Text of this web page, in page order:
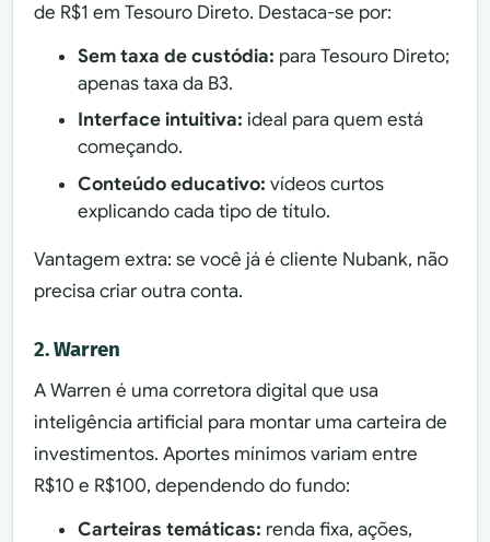
de R$1 em Tesouro Direto. Destaca-se por:
Sem taxa de custódia: para Tesouro Direto;
apenas taxa da B3.
Interface intuitiva: ideal para quem está
começando.
Conteúdo educativo: vídeos curtos
explicando cada tipo de título.
Vantagem extra: se você já é cliente Nubank, não
precisa criar outra conta.
2. Warren
A Warren é uma corretora digital que usa
inteligência artificial para montar uma carteira de
investimentos. Aportes mínimos variam entre
R$10 e R$100, dependendo do fundo:
Carteiras temáticas: renda fixa, ações,